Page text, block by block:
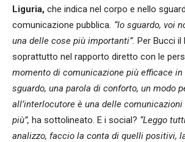
Liguria, che indica nel corpo e nello
comunicazione pubblica. “lo sguardo, voi
una delle cose più importanti”. Per Bucci il
soprattutto nel rapporto diretto con le
momento di comunicazione più efficace in
sguardo, una parola di conforto, un modo
all’interlocutore è una delle
più”, ha sottolineato. E i social? “Leggo
analizzo, faccio la conta di quelli positivi,